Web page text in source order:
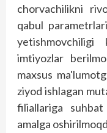
chorvachilikni
qabul
yetishmovchiligi
imtiyozlar
maxsus
ziyod ishlagan
filiallariga
amalga